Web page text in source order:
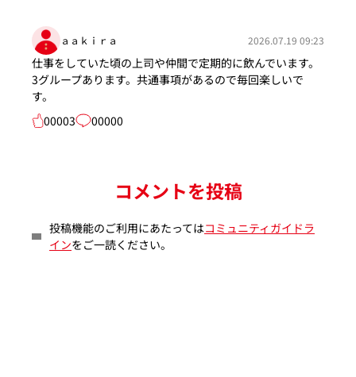
ａａｋｉｒａ 2026.07.19 09:23
仕事をしていた頃の上司や仲間で定期的に飲んでいます。
3グループあります。共通事項があるので毎回楽しいで
す。
00003
00000
コメントを投稿
投稿機能のご利用にあたってはコミュニティガイドラ
インをご一読ください。